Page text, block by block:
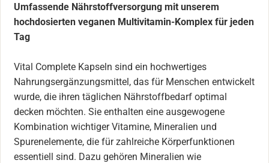
Umfassende Nährstoffversorgung mit unserem
hochdosierten veganen Multivitamin-Komplex für jeden
Tag
Vital Complete Kapseln sind ein hochwertiges
Nahrungsergänzungsmittel, das für Menschen entwickelt
wurde, die ihren täglichen Nährstoffbedarf optimal
decken möchten. Sie enthalten eine ausgewogene
Kombination wichtiger Vitamine, Mineralien und
Spurenelemente, die für zahlreiche Körperfunktionen
essentiell sind. Dazu gehören Mineralien wie